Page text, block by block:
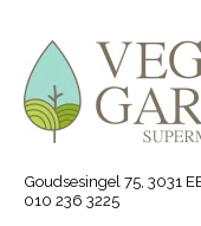
Goudsesingel 75, 3031
010 236 3225